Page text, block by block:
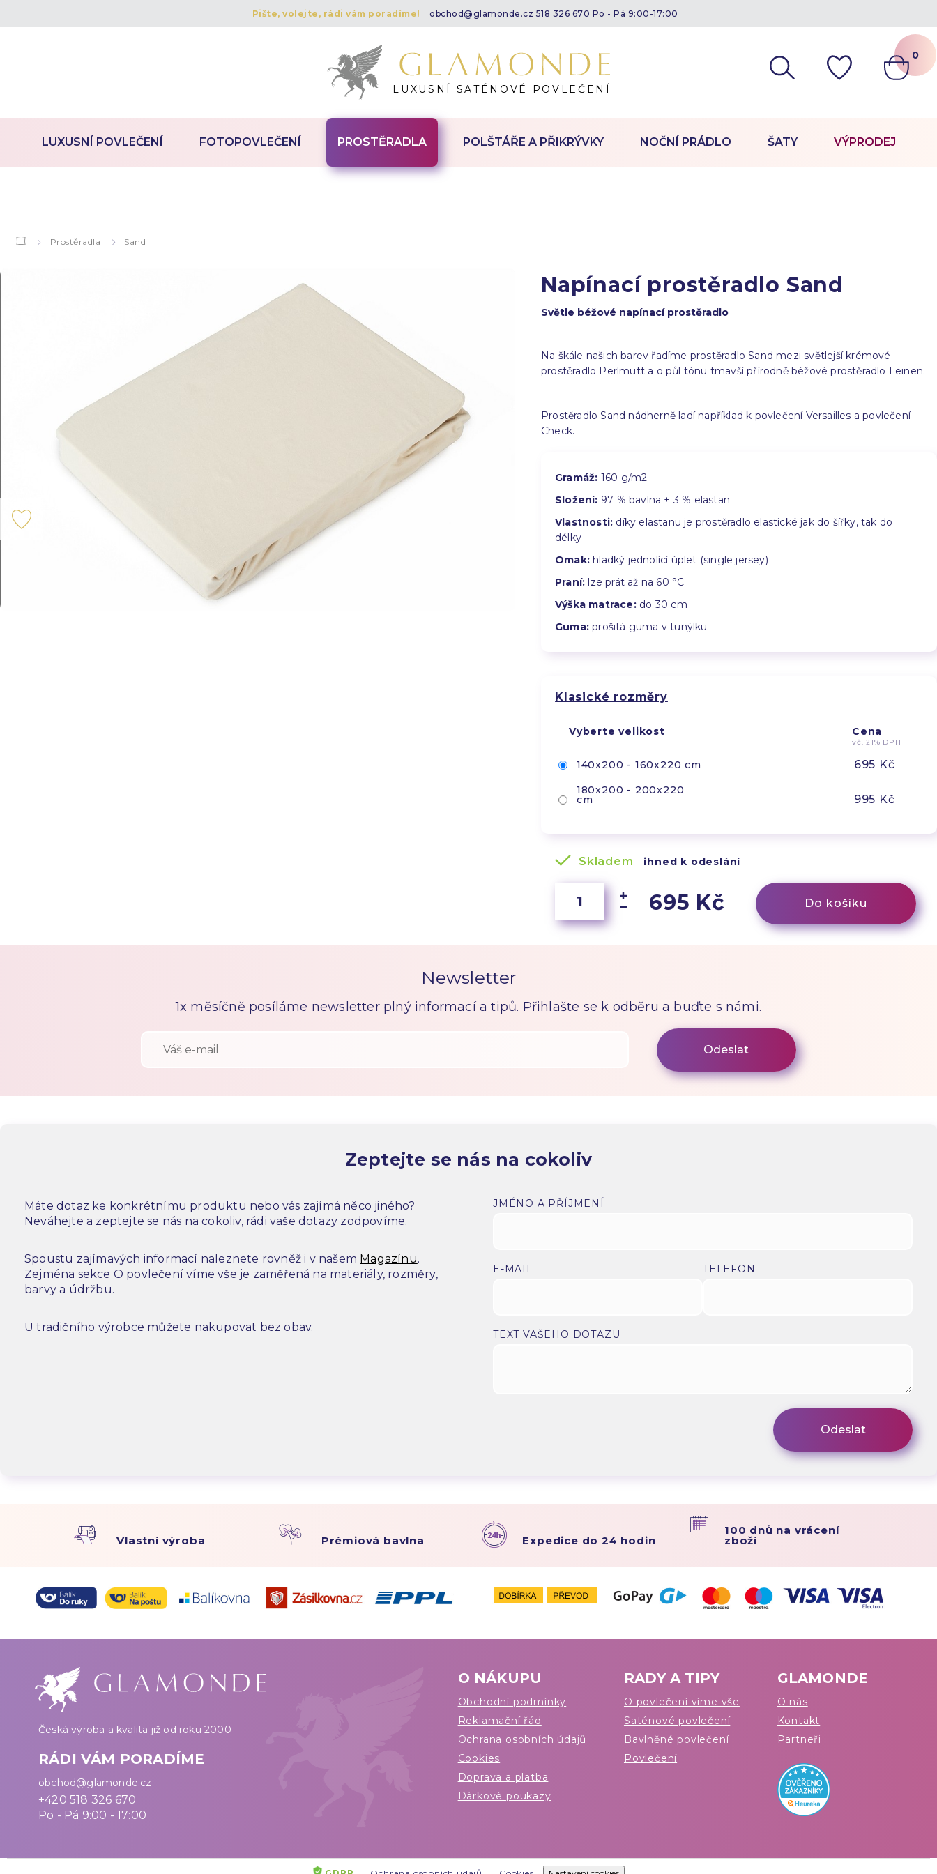
Pište, volejte, rádi vám poradíme! obchod@glamonde.cz 518 326 670 Po - Pá 9:00-17:00
LUXUSNÍ SATÉNOVÉ POVLEČENÍ
0
LUXUSNÍ POVLEČENÍ FOTOPOVLEČENÍ PROSTĚRADLA POLŠTÁŘE A PŘIKRÝVKY NOČNÍ PRÁDLO ŠATY VÝPRODEJ
Prostěradla Sand
Napínací prostěradlo Sand
Světle béžové napínací prostěradlo
Na škále našich barev řadíme prostěradlo Sand mezi světlejší krémové
prostěradlo Perlmutt a o půl tónu tmavší přírodně béžové prostěradlo Leinen.
Prostěradlo Sand nádherně ladí například k povlečení Versailles a povlečení
Check.
Gramáž: 160 g/m2
Složení: 97 % bavlna + 3 % elastan
Vlastnosti: díky elastanu je prostěradlo elastické jak do šířky, tak do
délky
Omak: hladký jednolící úplet (single jersey)
Praní: lze prát až na 60 °C
Výška matrace:do 30 cm
Guma: prošitá guma v tunýlku
Klasické rozměry
Vyberte velikost Cena
vč. 21% DPH
140x200 - 160x220 cm 695 Kč
180x200 - 200x220
cm 995 Kč
Skladem ihned k odeslání
695 Kč Do košíku
Newsletter
1x měsíčně posíláme newsletter plný informací a tipů. Přihlašte se k odběru a buďte s námi.
Zeptejte se nás na cokoliv
Máte dotaz ke konkrétnímu produktu nebo vás zajímá něco jiného?
Neváhejte a zeptejte se nás na cokoliv, rádi vaše dotazy zodpovíme.
Spoustu zajímavých informací naleznete rovněž i v našem Magazínu.
Zejména sekce O povlečení víme vše je zaměřená na materiály, rozměry,
barvy a údržbu.
U tradičního výrobce můžete nakupovat bez obav.
JMÉNO A PŘÍJMENÍ
E-MAIL TELEFON
TEXT VAŠEHO DOTAZU
Vlastní výroba Prémiová bavlna Expedice do 24 hodin
100 dnů na vrácení
zboží
Česká výroba a kvalita již od roku 2000
RÁDI VÁM PORADÍME
obchod@glamonde.cz
+420 518 326 670
Po - Pá 9:00 - 17:00
O NÁKUPU
Obchodní podmínky
Reklamační řád
Ochrana osobních údajů
Cookies
Doprava a platba
Dárkové poukazy
RADY A TIPY
O povlečení víme vše
Saténové povlečení
Bavlněné povlečení
Povlečení
GLAMONDE
O nás
Kontakt
Partneři